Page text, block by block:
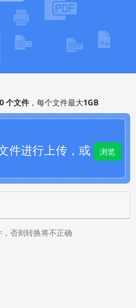
个文件，每个文件最大1GB
件进行上传，或 浏览
否则转换将不正确